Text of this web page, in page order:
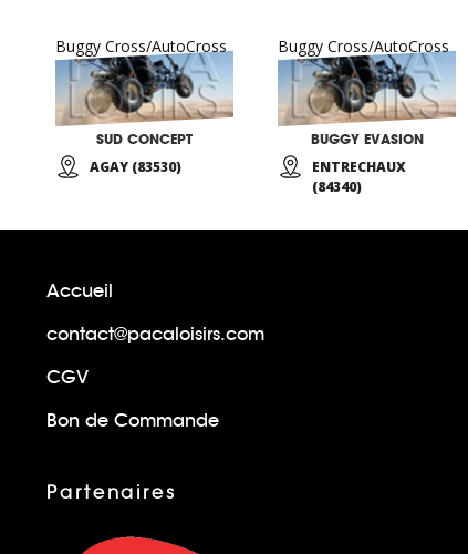
Buggy Cross/AutoCross
SUD CONCEPT
AGAY (83530)
Buggy Cross/AutoCross
BUGGY EVASION
ENTRECHAUX
(84340)
Accueil
contact@pacaloisirs.com
CGV
Bon de Commande
Partenaires